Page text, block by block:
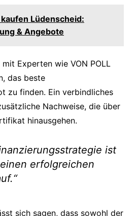
kaufen Lüdenscheid:
& Angebote
Experten wie VON POLL
das beste
zu finden. Ein verbindliches
Nachweise, die über
hinausgehen.
ist
erfolgreichen
sich sagen, dass sowohl der